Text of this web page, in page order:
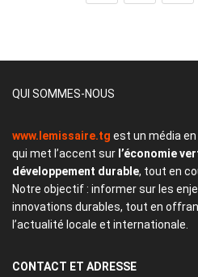
QUI SOMMES-NOUS
www.lemissaire.tg est un média en
qui met l’accent sur l’économie
développement durable, tout en
Notre objectif : informer sur les
innovations durables, tout en
l’actualité locale et internationale.
CONTACT ET ADRESSE